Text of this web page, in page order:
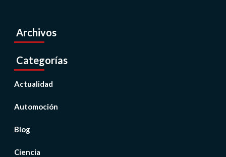
Archivos
Categorías
Actualidad
Automoción
Blog
Ciencia